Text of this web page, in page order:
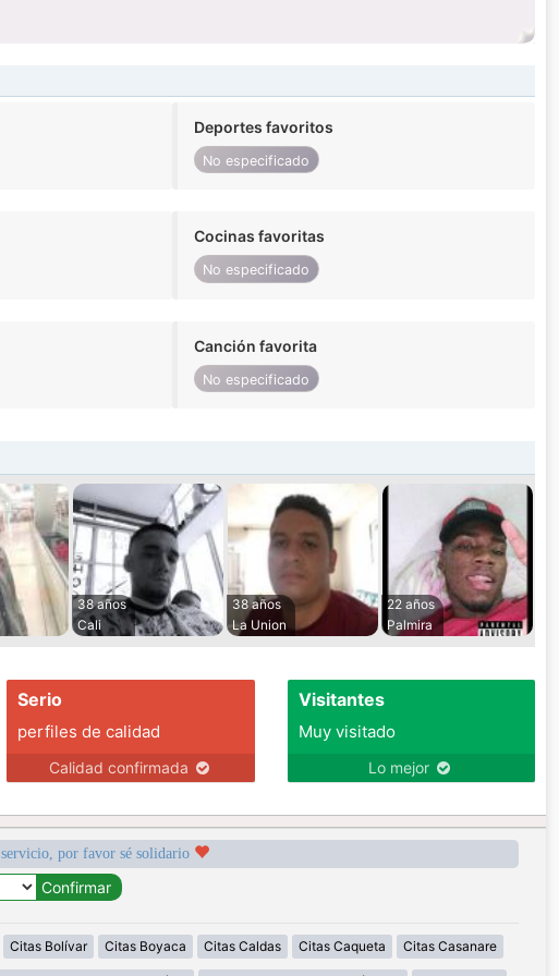
Deportes favoritos
No especificado
Cocinas favoritas
No especificado
Canción favorita
No especificado
38 años
Cali
38 años
La Union
22 años
Palmira
Serio
perfiles de calidad
Calidad confirmada
Visitantes
Muy visitado
Lo mejor
por favor sé solidario
Citas Bolívar Citas Boyaca Citas Caldas Citas Caqueta Citas Casanare